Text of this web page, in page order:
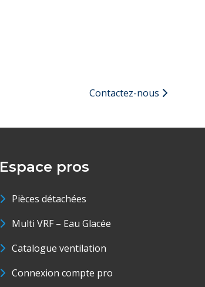
Contactez-nous
Espace pros
Pièces détachées
Multi VRF – Eau Glacée
Catalogue ventilation
Connexion compte pro